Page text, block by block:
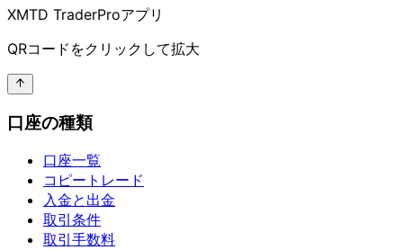
XMTD TraderProアプリ
QRコードをクリックして拡大
口座の種類
口座一覧
コピートレード
入金と出金
取引条件
取引手数料